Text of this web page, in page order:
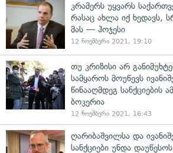
კრამერს უყვარს
რასაც ახლა იქ ხედავს,
მას — ჰოჯესი
12 ნოემბერი 2021, 19:10
თუ კრიზისი არ
სამყაროს მოუწევს
წინააღმდეგ სანქციების
ბოკერია
12 ნოემბერი 2021, 16:43
ღარიბაშვილსა და
სანქციები უნდა